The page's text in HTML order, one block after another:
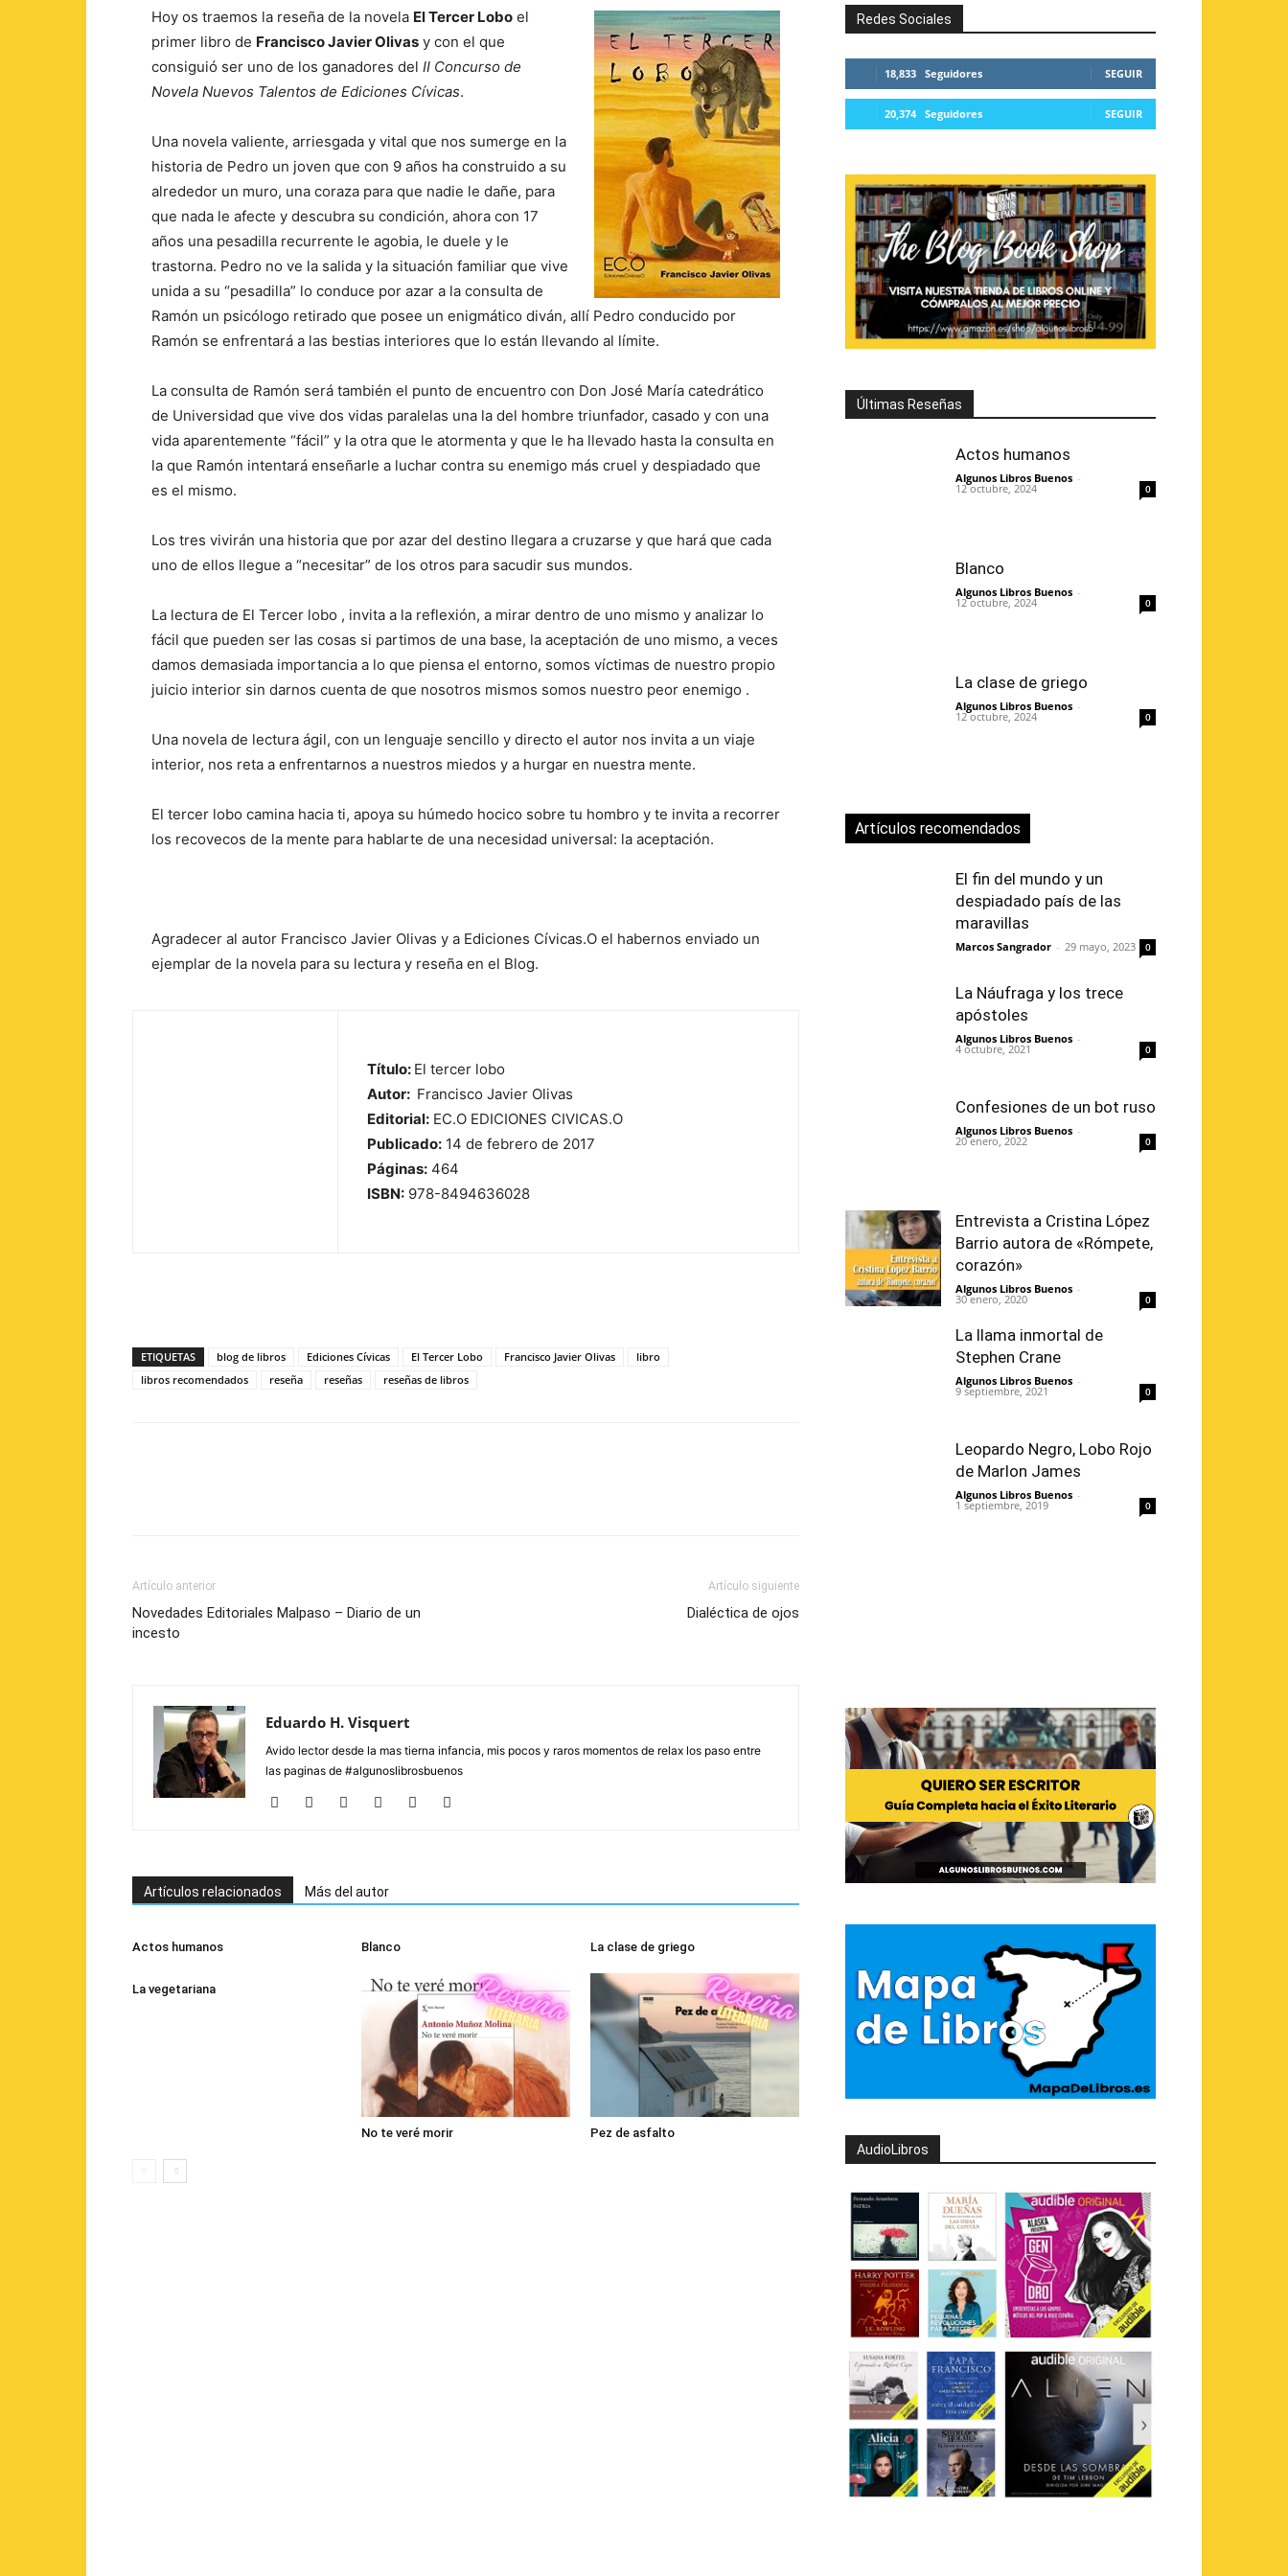
Hoy os traemos la reseña de la novela El Tercer Lobo el
primer libro de Francisco Javier Olivas y con el que
consiguió ser uno de los ganadores del II Concurso de
Novela Nuevos Talentos de Ediciones Cívicas.
Una novela valiente, arriesgada y vital que nos sumerge en la
historia de Pedro un joven que con 9 años ha construido a su
alrededor un muro, una coraza para que nadie le dañe, para
que nada le afecte y descubra su condición, ahora con 17
años una pesadilla recurrente le agobia, le duele y le
trastorna. Pedro no ve la salida y la situación familiar que vive
unida a su “pesadilla” lo conduce por azar a la consulta de
Ramón un psicólogo retirado que posee un enigmático diván, allí Pedro conducido por
Ramón se enfrentará a las bestias interiores que lo están llevando al límite.
La consulta de Ramón será también el punto de encuentro con Don José María catedrático
de Universidad que vive dos vidas paralelas una la del hombre triunfador, casado y con una
vida aparentemente “fácil” y la otra que le atormenta y que le ha llevado hasta la consulta en
la que Ramón intentará enseñarle a luchar contra su enemigo más cruel y despiadado que
es el mismo.
Los tres vivirán una historia que por azar del destino llegara a cruzarse y que hará que cada
uno de ellos llegue a “necesitar” de los otros para sacudir sus mundos.
La lectura de El Tercer lobo , invita a la reflexión, a mirar dentro de uno mismo y analizar lo
fácil que pueden ser las cosas si partimos de una base, la aceptación de uno mismo, a veces
damos demasiada importancia a lo que piensa el entorno, somos víctimas de nuestro propio
juicio interior sin darnos cuenta de que nosotros mismos somos nuestro peor enemigo .
Una novela de lectura ágil, con un lenguaje sencillo y directo el autor nos invita a un viaje
interior, nos reta a enfrentarnos a nuestros miedos y a hurgar en nuestra mente.
El tercer lobo camina hacia ti, apoya su húmedo hocico sobre tu hombro y te invita a recorrer
los recovecos de la mente para hablarte de una necesidad universal: la aceptación.
Agradecer al autor Francisco Javier Olivas y a Ediciones Cívicas.O el habernos enviado un
ejemplar de la novela para su lectura y reseña en el Blog.
Título: El tercer lobo
Autor: Francisco Javier Olivas
Editorial: EC.O EDICIONES CIVICAS.O
Publicado: 14 de febrero de 2017
Páginas: 464
ISBN: 978-8494636028
ETIQUETAS blog de libros Ediciones Cívicas El Tercer Lobo Francisco Javier Olivas
libro
libros recomendados
reseña reseñas reseñas de libros
Artículo anterior
Novedades Editoriales Malpaso – Diario de un
incesto
Artículo siguiente
Dialéctica de ojos
Eduardo H. Visquert
Avido lector desde la mas tierna infancia, mis pocos y raros momentos de relax los paso entre
las paginas de #algunoslibrosbuenos
Artículos relacionados Más del autor
Actos humanos Blanco La clase de griego
La vegetariana
No te veré morir Pez de asfalto
Redes Sociales
18,833 Seguidores SEGUIR
20,374 Seguidores SEGUIR
Últimas Reseñas
Actos humanos
Algunos Libros Buenos -
12 octubre, 2024 0
Blanco
Algunos Libros Buenos -
12 octubre, 2024 0
La clase de griego
Algunos Libros Buenos -
12 octubre, 2024 0
Artículos recomendados
El fin del mundo y un
despiadado país de las
maravillas
Marcos Sangrador - 29 mayo, 2023 0
La Náufraga y los trece
apóstoles
Algunos Libros Buenos -
4 octubre, 2021 0
Confesiones de un bot ruso
Algunos Libros Buenos -
20 enero, 2022 0
Entrevista a Cristina López
Barrio autora de «Rómpete,
corazón»
Algunos Libros Buenos -
30 enero, 2020 0
La llama inmortal de
Stephen Crane
Algunos Libros Buenos -
9 septiembre, 2021 0
Leopardo Negro, Lobo Rojo
de Marlon James
Algunos Libros Buenos -
1 septiembre, 2019 0
AudioLibros